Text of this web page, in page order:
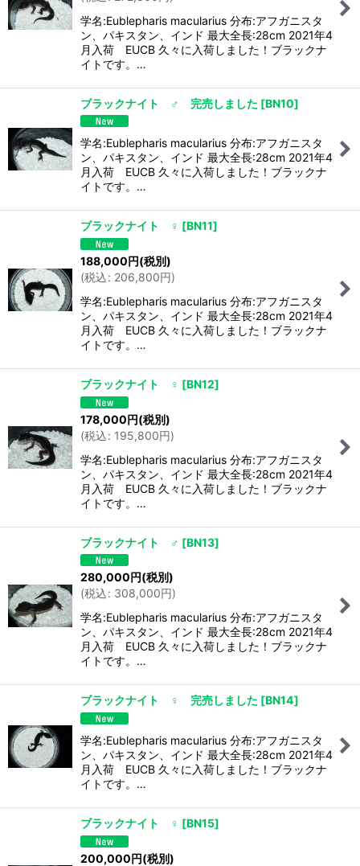
学名:Eublepharis macularius 分布:アフガニスタ
ン、パキスタン、インド 最大全長:28cm 2021年4
月入荷 EUCB 久々に入荷しました！ブラックナ
イトです。…
ブラックナイト ♂ 完売しました [BN10]
学名:Eublepharis macularius 分布:アフガニスタ
ン、パキスタン、インド 最大全長:28cm 2021年4
月入荷 EUCB 久々に入荷しました！ブラックナ
イトです。…
ブラックナイト ♀ [BN11]
188,000円(税別)
(税込: 206,800円)
学名:Eublepharis macularius 分布:アフガニスタ
ン、パキスタン、インド 最大全長:28cm 2021年4
月入荷 EUCB 久々に入荷しました！ブラックナ
イトです。…
ブラックナイト ♀ [BN12]
178,000円(税別)
(税込: 195,800円)
学名:Eublepharis macularius 分布:アフガニスタ
ン、パキスタン、インド 最大全長:28cm 2021年4
月入荷 EUCB 久々に入荷しました！ブラックナ
イトです。…
ブラックナイト ♂ [BN13]
280,000円(税別)
(税込: 308,000円)
学名:Eublepharis macularius 分布:アフガニスタ
ン、パキスタン、インド 最大全長:28cm 2021年4
月入荷 EUCB 久々に入荷しました！ブラックナ
イトです。…
ブラックナイト ♀ 完売しました [BN14]
学名:Eublepharis macularius 分布:アフガニスタ
ン、パキスタン、インド 最大全長:28cm 2021年4
月入荷 EUCB 久々に入荷しました！ブラックナ
イトです。…
ブラックナイト ♀ [BN15]
200,000円(税別)